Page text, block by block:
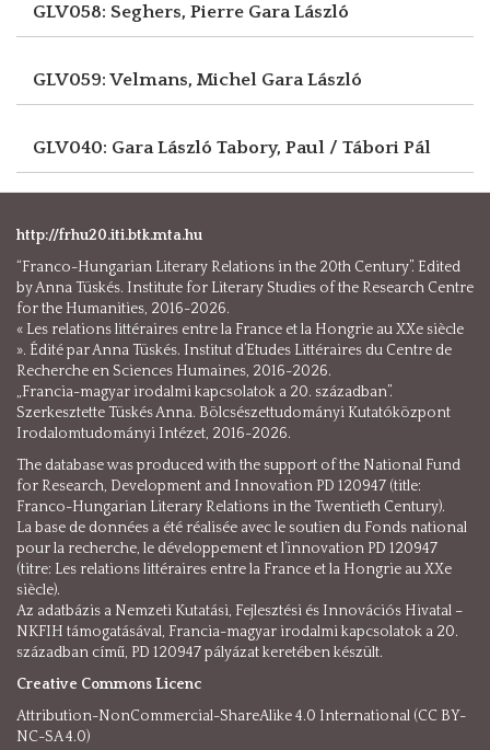
GLV058: Seghers, Pierre Gara László
GLV059: Velmans, Michel Gara László
GLV040: Gara László Tabory, Paul / Tábori Pál
http://frhu20.iti.btk.mta.hu
“Franco-Hungarian Literary Relations in the 20th Century”. Edited
by Anna Tüskés. Institute for Literary Studies of the Research Centre
for the Humanities, 2016-2026.
« Les relations littéraires entre la France et la Hongrie au XXe siècle
». Édité par Anna Tüskés. Institut d’Etudes Littéraires du Centre de
Recherche en Sciences Humaines, 2016-2026.
„Francia-magyar irodalmi kapcsolatok a 20. században”.
Szerkesztette Tüskés Anna. Bölcsészettudományi Kutatóközpont
Irodalomtudományi Intézet, 2016-2026.
The database was produced with the support of the National Fund
for Research, Development and Innovation PD 120947 (title:
Franco-Hungarian Literary Relations in the Twentieth Century).
La base de données a été réalisée avec le soutien du Fonds national
pour la recherche, le développement et l’innovation PD 120947
(titre: Les relations littéraires entre la France et la Hongrie au XXe
siècle).
Az adatbázis a Nemzeti Kutatási, Fejlesztési és Innovációs Hivatal –
NKFIH támogatásával, Francia-magyar irodalmi kapcsolatok a 20.
században című, PD 120947 pályázat keretében készült.
Creative Commons Licenc
Attribution-NonCommercial-ShareAlike 4.0 International (CC BY-
NC-SA 4.0)